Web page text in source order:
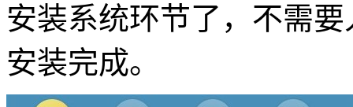
安装系统环节了，不需
安装完成。